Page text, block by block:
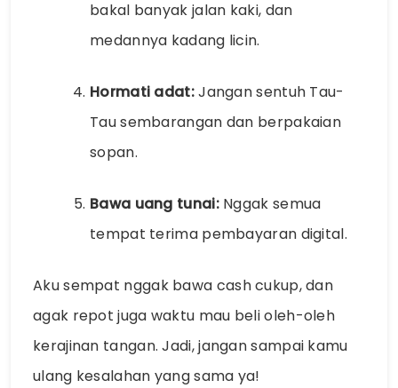
bakal banyak jalan kaki, dan
medannya kadang licin.
Hormati adat:Jangan sentuh Tau-
Tau sembarangan dan berpakaian
sopan.
Bawa uang tunai:Nggak semua
tempat terima pembayaran digital.
Aku sempat nggak bawa cash cukup, dan
agak repot juga waktu mau beli oleh-oleh
kerajinan tangan. Jadi, jangan sampai kamu
ulang kesalahan yang sama ya!